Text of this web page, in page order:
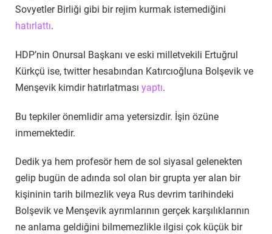
Sovyetler Birliği gibi bir rejim kurmak istemediğini
hatırlattı.
HDP’nin Onursal Başkanı ve eski milletvekili Ertuğrul
Kürkçü ise, twitter hesabından Katırcıoğluna Bolşevik ve
Menşevik kimdir hatırlatması yaptı.
Bu tepkiler önemlidir ama yetersizdir. İşin özüne
inmemektedir.
Dedik ya hem profesör hem de sol siyasal gelenekten
gelip bugün de adında sol olan bir grupta yer alan bir
kişininin tarih bilmezlik veya Rus devrim tarihindeki
Bolşevik ve Menşevik ayrımlarının gerçek karşılıklarının
ne anlama geldiğini bilmemezlikle ilgisi çok küçük bir